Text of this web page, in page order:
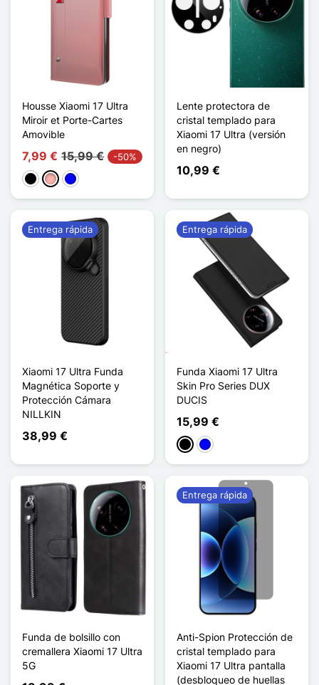
Housse Xiaomi 17 Ultra
Miroir et Porte-Cartes
Amovible
7,99 € 15,99 € -50%
NegroOro rosa
Azul
Lente protectora de
cristal templado para
Xiaomi 17 Ultra (versión
en negro)
10,99 €
Xiaomi 17 Ultra Funda
Magnética Soporte y
Protección Cámara
NILLKIN
38,99 €
Entrega rápida
Funda Xiaomi 17 Ultra
Skin Pro Series DUX
DUCIS
15,99 €
NegroAzul
Entrega rápida
Funda de bolsillo con
cremallera Xiaomi 17 Ultra
5G
Anti-Spion Protección de
cristal templado para
Xiaomi 17 Ultra pantalla
(desbloqueo de huellas
Entrega rápida